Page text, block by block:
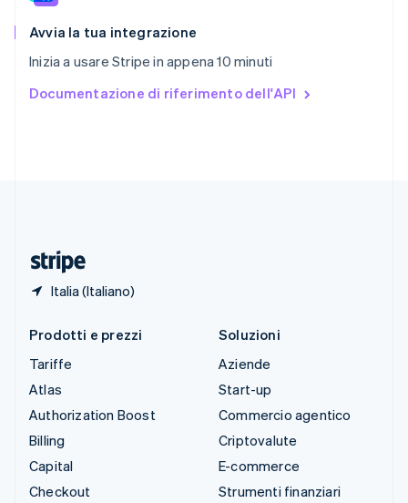
Avvia la tua integrazione
Inizia a usare Stripe in appena 10 minuti
Documentazione di riferimento dell'API
Italia (Italiano)
Slovenia
English Italiano
EspañolEnglish
English Español 简体中文
Prodotti e prezzi
Tariffe
Atlas
Authorization Boost
Billing
Capital
Checkout
Soluzioni
Aziende
Start-up
Commercio agentico
Criptovalute
E-commerce
Strumenti finanziari